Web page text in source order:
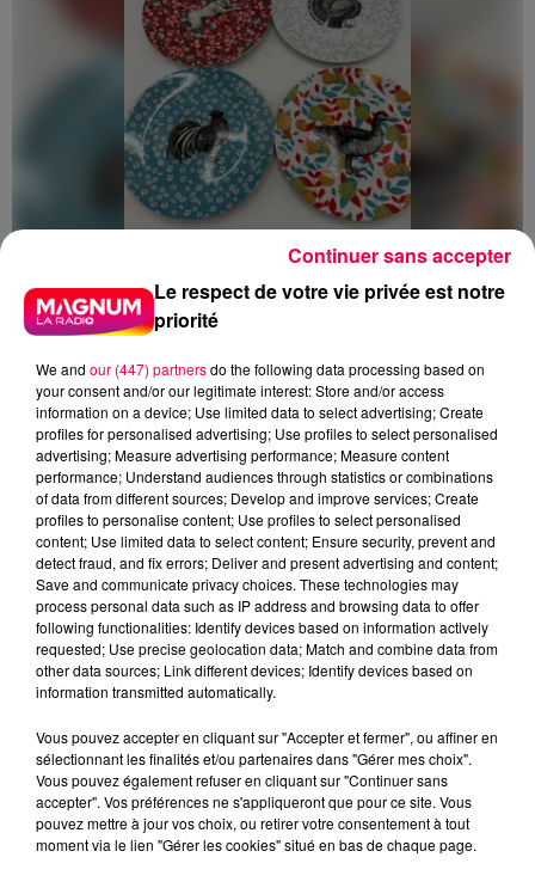
5 août 2026
Des assiettes Linvosges rappelées pour
excès de plomb
Du plomb a été détecté dans deux assiettes en
céramique vendues entre 2020 et 2022 par Linvosges.
3 août 2026
PRÉVIFEUX : "il faut avoir une culture du risque"
dans les Vosges
Le respect de votre vie privée est notre
priorité
We and our (447) partnersdo the following data processing based on
your consent and/or our legitimate interest: Store and/or access
information on a device; Use limited data to select advertising; Create
profiles for personalised advertising; Use profiles to select personalised
advertising; Measure advertising performance; Measure content
performance; Understand audiences through statistics or combinations
of data from different sources; Develop and improve services; Create
profiles to personalise content; Use profiles to select personalised
content; Use limited data to select content; Ensure security, prevent and
detect fraud, and fix errors; Deliver and present advertising and content;
Save and communicate privacy choices. These technologies may
process personal data such as IP address and browsing data to offer
following functionalities: Identify devices based on information actively
requested; Use precise geolocation data; Match and combine data from
other data sources; Link different devices; Identify devices based on
information transmitted automatically.
Vous pouvez accepter en cliquant sur "Accepter et fermer", ou affiner en
sélectionnant les finalités et/ou partenaires dans "Gérer mes choix".
Vous pouvez également refuser en cliquant sur "Continuer sans
accepter". Vos préférences ne s'appliqueront que pour ce site. Vous
pouvez mettre à jour vos choix, ou retirer votre consentement à tout
moment via le lien "Gérer les cookies" situé en bas de chaque page.
Continuer sans accepter